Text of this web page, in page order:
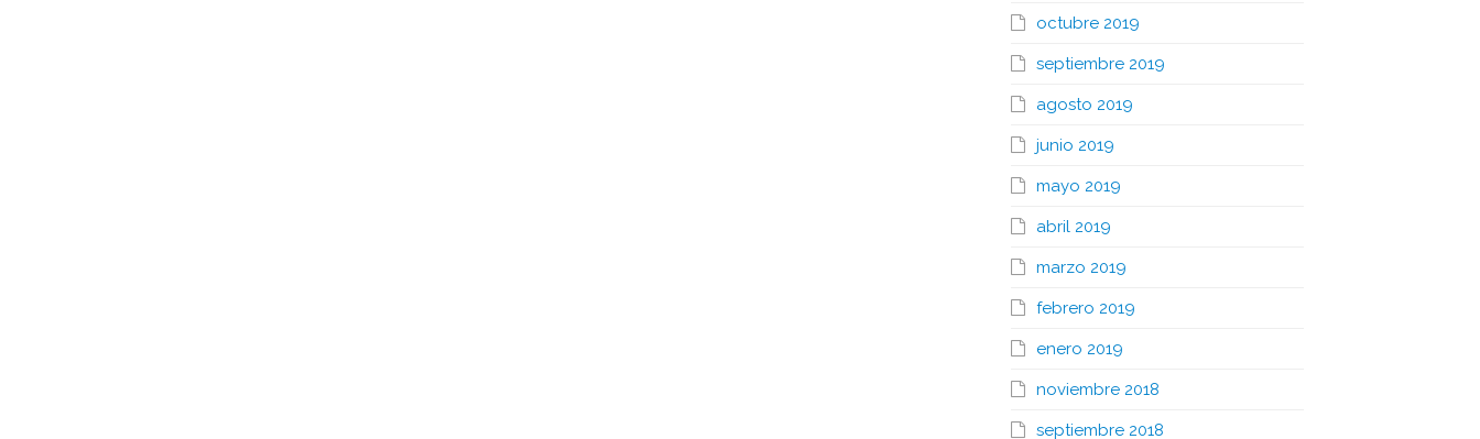
octubre 2019
septiembre 2019
agosto 2019
junio 2019
mayo 2019
abril 2019
marzo 2019
febrero 2019
enero 2019
noviembre 2018
septiembre 2018